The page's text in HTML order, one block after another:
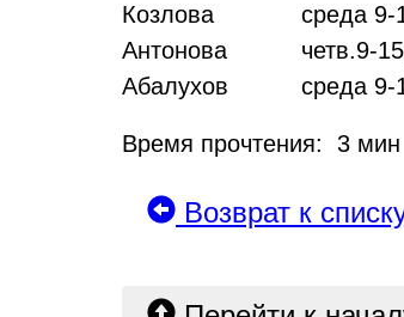
Козлова
среда 9-
Антонова
четв.9-
Абалухов
среда 9-
Время прочтения: 3 мин
Возврат к